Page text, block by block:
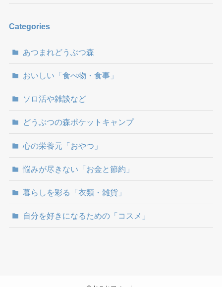
Categories
あつまれどうぶつ森
おいしい「食べ物・食事」
ソロ活や雑談など
どうぶつの森ポケットキャンプ
心の栄養元「おやつ」
悩みが尽きない「お金と節約」
暮らしを彩る「衣類・雑貨」
自分を好きになるための「コスメ」